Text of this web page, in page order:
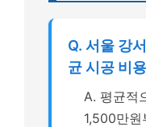
Q. 서울 강
균 시공 비
A. 평균적
1,500만